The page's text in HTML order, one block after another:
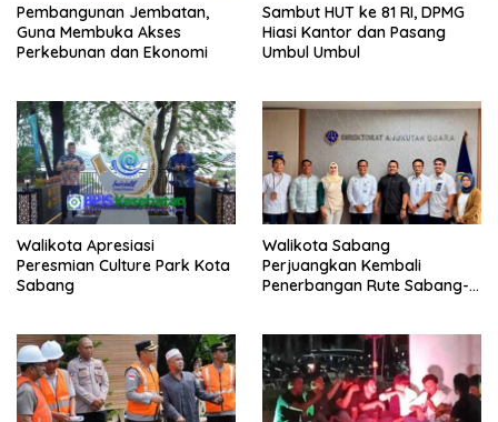
Pembangunan Jembatan,
Guna Membuka Akses
Perkebunan dan Ekonomi
Sambut HUT ke 81 RI, DPMG
Hiasi Kantor dan Pasang
Umbul Umbul
Walikota Apresiasi
Peresmian Culture Park Kota
Sabang
Walikota Sabang
Perjuangkan Kembali
Penerbangan Rute Sabang-